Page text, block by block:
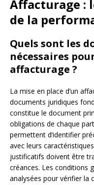
Affacturage :
de la
Quels sont les
nécessaires
affacturage ?
La mise en place d’un
documents juridiques
constitue le document
obligations de chaque
permettent d’identifier
avec leurs
justificatifs doivent être
créances. Les conditions
analysées pour vérifier la